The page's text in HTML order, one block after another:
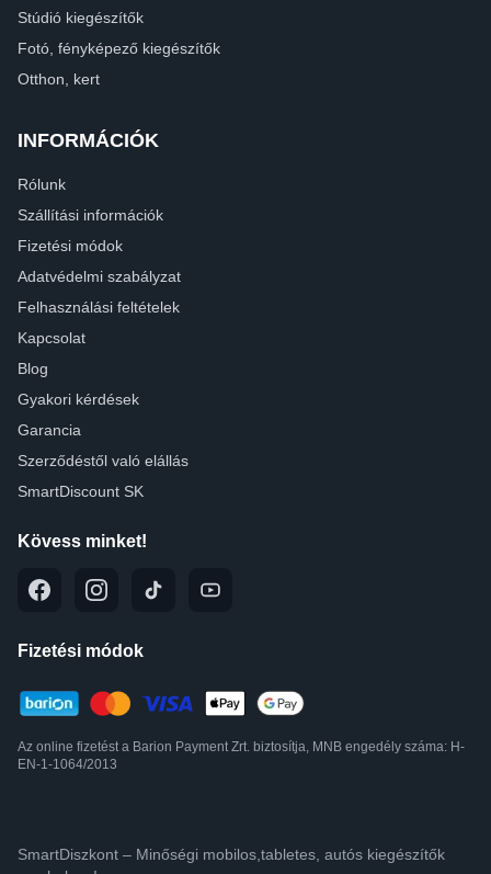
Stúdió kiegészítők
Fotó, fényképező kiegészítők
Otthon, kert
INFORMÁCIÓK
Rólunk
Szállítási információk
Fizetési módok
Adatvédelmi szabályzat
Felhasználási feltételek
Kapcsolat
Blog
Gyakori kérdések
Garancia
Szerződéstől való elállás
SmartDiscount SK
Kövess minket!
Fizetési módok
Az online fizetést a Barion Payment Zrt. biztosítja, MNB engedély száma: H-
EN-1-1064/2013
SmartDiszkont – Minőségi mobilos,tabletes, autós kiegészítők